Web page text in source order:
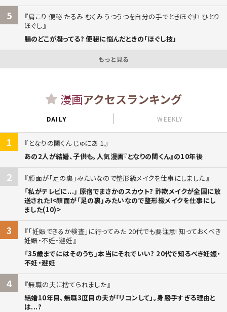
5
肩こり 便秘 たるみ むくみ うつうつを自分の手でときほぐす! ひとり
ほぐし
腸のどこが凝ってる? 便秘に悩んだときの「ほぐし技」
もっと見る
漫画アクセスランキング
DAILY WEEKLY
1
となりの関くん じゅにあ 1
あの2人が結婚、子供も。人気漫画『となりの関くん』の10年後
2
顔面が「足の裏」みたいなので整形級メイクを仕事にしました
「私がテレビに...」 原宿でまさかのスカウト? 詐欺メイクが全国に放
送された!<顔面が「足の裏」みたいなので整形級メイクを仕事にし
ました(10)>
3
「妊娠できるか検査」に行ってみた 20代でも要注意! 知っておくべき
妊娠・不妊・避妊
「35歳までにはそのうち」本当にそれでいい? 20代で知るべき妊娠・
不妊・避妊
4
無職の夫に捨てられました
結婚10年目、無職3度目の夫が「リコンして」。身勝手すぎる理由と
は...?